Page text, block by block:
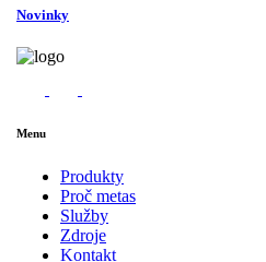
Novinky
Menu
Produkty
Proč metas
Služby
Zdroje
Kontakt